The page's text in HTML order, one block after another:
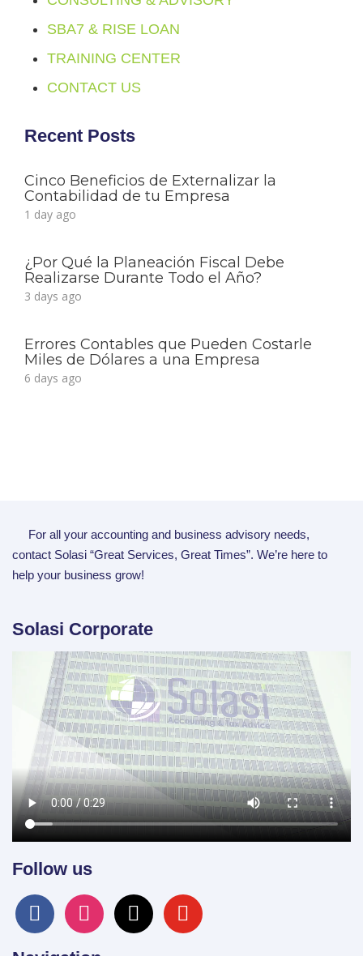
SBA7 & RISE LOAN
TRAINING CENTER
CONTACT US
Recent Posts
Cinco Beneficios de Externalizar la
Contabilidad de tu Empresa
1 day ago
¿Por Qué la Planeación Fiscal Debe
Realizarse Durante Todo el Año?
3 days ago
Errores Contables que Pueden Costarle
Miles de Dólares a una Empresa
6 days ago
For all your accounting and business advisory needs,
contact Solasi “Great Services, Great Times”. We’re here to
help your business grow!
Solasi Corporate
Follow us
facebookinstagram
x youtube